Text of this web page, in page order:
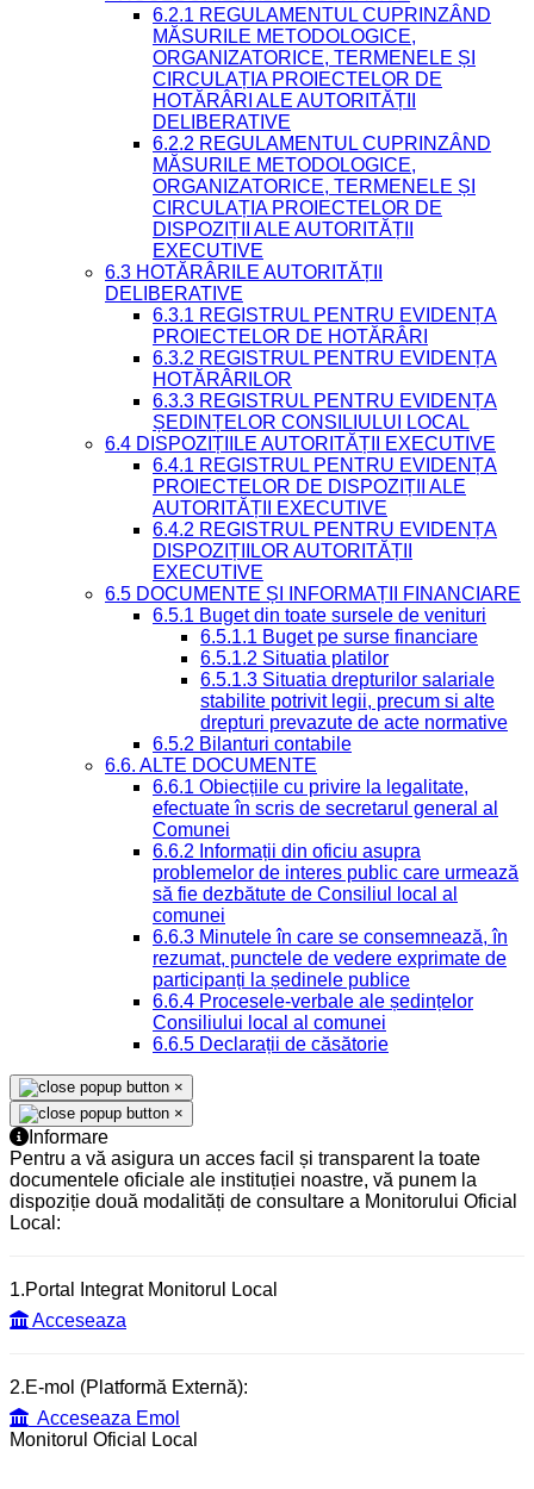
6.2.1 REGULAMENTUL CUPRINZÂND
MĂSURILE METODOLOGICE,
ORGANIZATORICE, TERMENELE ȘI
CIRCULAȚIA PROIECTELOR DE
HOTĂRÂRI ALE AUTORITĂȚII
DELIBERATIVE
6.2.2 REGULAMENTUL CUPRINZÂND
MĂSURILE METODOLOGICE,
ORGANIZATORICE, TERMENELE ȘI
CIRCULAȚIA PROIECTELOR DE
DISPOZIȚII ALE AUTORITĂȚII
EXECUTIVE
6.3 HOTĂRÂRILE AUTORITĂȚII
DELIBERATIVE
6.3.1 REGISTRUL PENTRU EVIDENȚA
PROIECTELOR DE HOTĂRÂRI
6.3.2 REGISTRUL PENTRU EVIDENȚA
HOTĂRÂRILOR
6.3.3 REGISTRUL PENTRU EVIDENȚA
ȘEDINȚELOR CONSILIULUI LOCAL
6.4 DISPOZIȚIILE AUTORITĂȚII EXECUTIVE
6.4.1 REGISTRUL PENTRU EVIDENȚA
PROIECTELOR DE DISPOZIȚII ALE
AUTORITĂȚII EXECUTIVE
6.4.2 REGISTRUL PENTRU EVIDENȚA
DISPOZIȚIILOR AUTORITĂȚII
EXECUTIVE
6.5 DOCUMENTE ȘI INFORMAȚII FINANCIARE
6.5.1 Buget din toate sursele de venituri
6.5.1.1 Buget pe surse financiare
6.5.1.2 Situatia platilor
6.5.1.3 Situatia drepturilor salariale
stabilite potrivit legii, precum si alte
drepturi prevazute de acte normative
6.5.2 Bilanturi contabile
6.6. ALTE DOCUMENTE
6.6.1 Obiecțiile cu privire la legalitate,
efectuate în scris de secretarul general al
Comunei
6.6.2 Informații din oficiu asupra
problemelor de interes public care urmează
să fie dezbătute de Consiliul local al
comunei
6.6.3 Minutele în care se consemnează, în
rezumat, punctele de vedere exprimate de
participanți la ședinele publice
6.6.4 Procesele-verbale ale ședințelor
Consiliului local al comunei
6.6.5 Declarații de căsătorie
×
×
Informare
Pentru a vă asigura un acces facil și transparent la toate
documentele oficiale ale instituției noastre, vă punem la
dispoziție două modalități de consultare a Monitorului Oficial
Local:
1.Portal Integrat Monitorul Local
Acceseaza
2.E-mol (Platformă Externă):
Acceseaza Emol
Monitorul Oficial Local